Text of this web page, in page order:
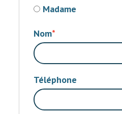
Madame
Nom
Téléphone